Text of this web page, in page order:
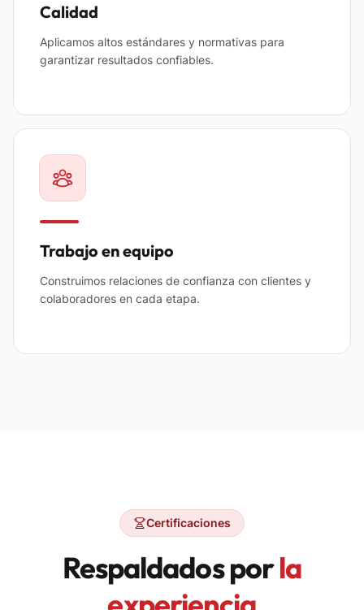
Calidad
Aplicamos altos estándares y normativas para
garantizar resultados confiables.
Trabajo en equipo
Construimos relaciones de confianza con clientes y
colaboradores en cada etapa.
Certificaciones
Respaldados porla